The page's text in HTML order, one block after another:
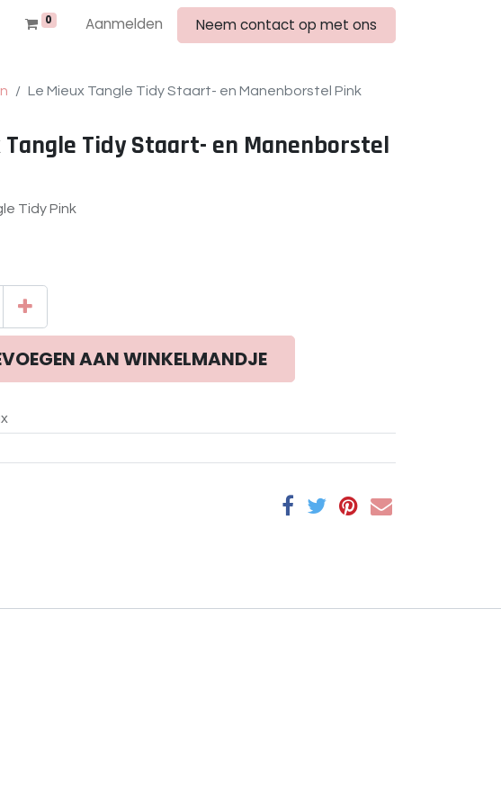
0 Aanmelden Neem contact op met ons
Le Mieux Tangle Tidy Staart- en Manenborstel Pink
Tangle Tidy Staart- en Manenborstel
Tidy Pink
AAN WINKELMANDJE